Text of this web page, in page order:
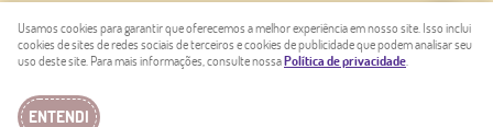
LOJA VIRTUAL CRIADA POR
Usamos cookies para garantir que oferecemos a melhor experiência em nosso site. Isso inclui
cookies de sites de redes sociais de terceiros e cookies de publicidade que podem analisar seu
uso deste site. Para mais informações, consulte nossaPolítica de privacidade.
ENTENDI